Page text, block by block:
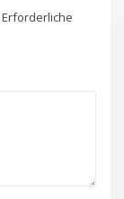
Erforderliche